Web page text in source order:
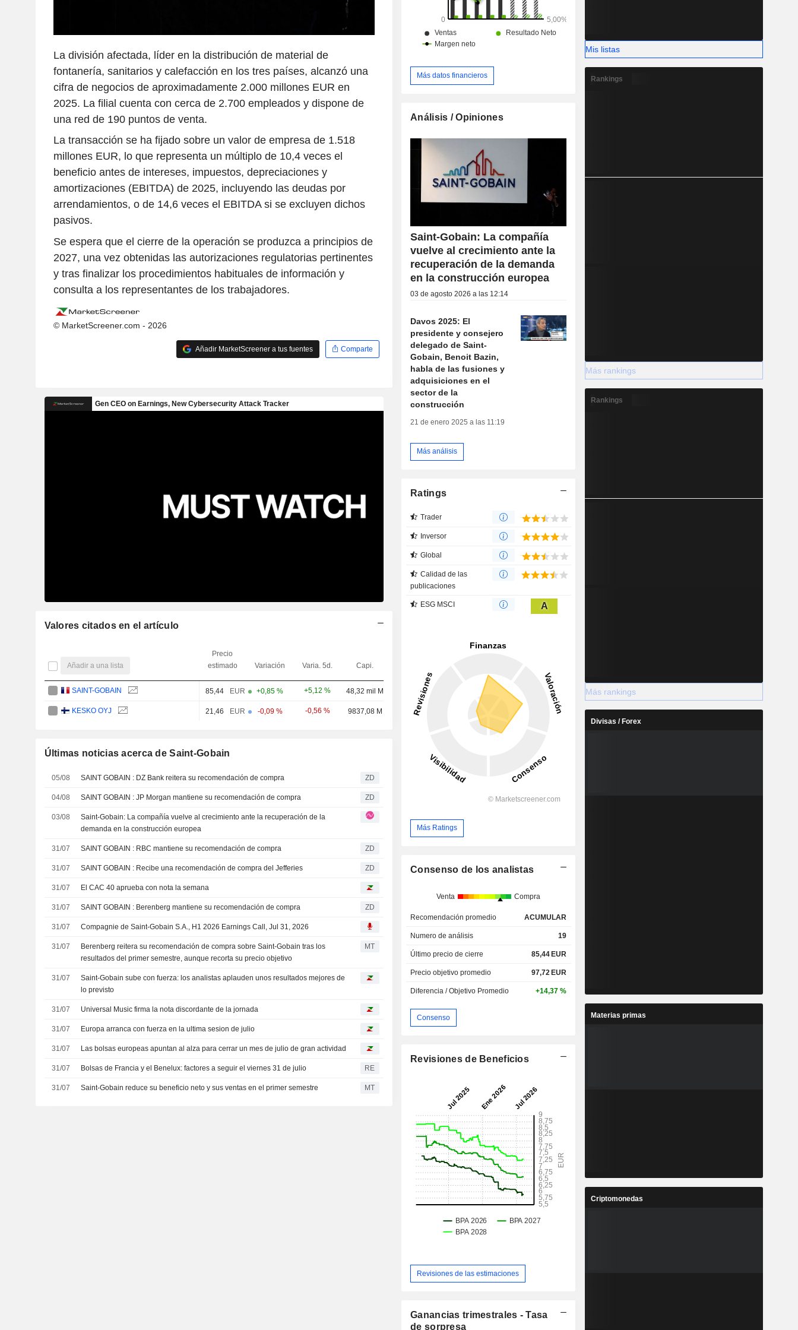
La división afectada, líder en la distribución de material de
fontanería, sanitarios y calefacción en los tres países, alcanzó una
cifra de negocios de aproximadamente 2.000 millones EUR en
2025. La filial cuenta con cerca de 2.700 empleados y dispone de
una red de 190 puntos de venta.
La transacción se ha fijado sobre un valor de empresa de 1.518
millones EUR, lo que representa un múltiplo de 10,4 veces el
beneficio antes de intereses, impuestos, depreciaciones y
amortizaciones (EBITDA) de 2025, incluyendo las deudas por
arrendamientos, o de 14,6 veces el EBITDA si se excluyen dichos
pasivos.
Se espera que el cierre de la operación se produzca a principios de
2027, una vez obtenidas las autorizaciones regulatorias pertinentes
y tras finalizar los procedimientos habituales de información y
consulta a los representantes de los trabajadores.
© MarketScreener.com - 2026
Añadir MarketScreener a tus fuentes Comparte
Valores citados en el artículo
Añadir a una lista
Precio
estimado
Variación Varia. 5d. Capi.
SAINT-GOBAIN 85,44 EUR +0,85 % +5,12 % 48,32 mil M
KESKO OYJ 21,46 EUR -0,09 % -0,56 % 9837,08 M
Últimas noticias acerca de Saint-Gobain
05/08 SAINT GOBAIN : DZ Bank reitera su recomendación de compra ZD
04/08 SAINT GOBAIN : JP Morgan mantiene su recomendación de compra ZD
03/08
Saint-Gobain: La compañía vuelve al crecimiento ante la recuperación de la
demanda en la construcción europea
31/07 SAINT GOBAIN : RBC mantiene su recomendación de compra ZD
31/07 SAINT GOBAIN : Recibe una recomendación de compra del Jefferies ZD
31/07 El CAC 40 aprueba con nota la semana
31/07 SAINT GOBAIN : Berenberg mantiene su recomendación de compra ZD
31/07 Compagnie de Saint-Gobain S.A., H1 2026 Earnings Call, Jul 31, 2026
31/07
Berenberg reitera su recomendación de compra sobre Saint-Gobain tras los
resultados del primer semestre, aunque recorta su precio objetivo
MT
31/07
Saint-Gobain sube con fuerza: los analistas aplauden unos resultados mejores de
lo previsto
31/07 Universal Music firma la nota discordante de la jornada
31/07 Europa arranca con fuerza en la ultima sesion de julio
31/07 Las bolsas europeas apuntan al alza para cerrar un mes de julio de gran actividad
31/07 Bolsas de Francia y el Benelux: factores a seguir el viernes 31 de julio RE
31/07 Saint-Gobain reduce su beneficio neto y sus ventas en el primer semestre MT
de las eliminaciones intragrupo) es la siguiente:
Europa del Sur-Oriente Medio-África (33,4%),
Europa del Norte (28,7%), América (27%) y
Asia-Pacífico (10,9%).
Más datos financieros
Análisis / Opiniones
Saint-Gobain: La compañía
vuelve al crecimiento ante la
recuperación de la demanda
en la construcción europea
03 de agosto 2026 a las 12:14
Davos 2025: El
presidente y consejero
delegado de Saint-
Gobain, Benoit Bazin,
habla de las fusiones y
adquisiciones en el
sector de la
construcción
21 de enero 2025 a las 11:19
Más análisis
Ratings
Trader
Inversor
Global
Calidad de las
publicaciones
ESG MSCI A
Más Ratings
Consenso de los analistas
Venta Compra
Recomendación promedio ACUMULAR
Numero de análisis 19
Último precio de cierre 85,44 EUR
Precio objetivo promedio 97,72 EUR
Diferencia / Objetivo Promedio +14,37 %
Consenso
Revisiones de Beneficios
Revisiones de las estimaciones
Ganancias trimestrales - Tasa
de sorpresa
Mis listas
Rankings
Más rankings
Rankings
Más rankings
Divisas / Forex
Materias primas
Criptomonedas